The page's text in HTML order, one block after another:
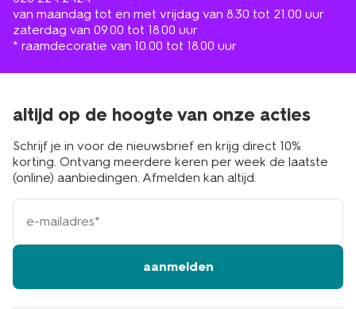
van maandag tot en met vrijdag van 8.30 tot 21.00 uur
zaterdag van 09.00 tot 18.00 uur
* raamdecoratie van 10.00 tot 18.00 uur
altijd op de hoogte van onze acties
Schrijf je in voor de nieuwsbrief en krijg direct 10%
korting. Ontvang meerdere keren per week de laatste
(online) aanbiedingen. Afmelden kan altijd.
e-
mailadres
aanmelden